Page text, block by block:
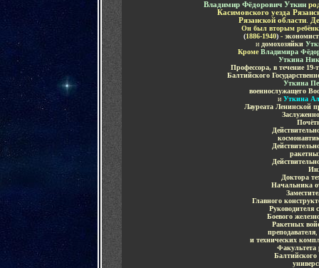
Владимир Фёдорович Уткин
Касимовского уезда
Рязанской области
Он был вторым
(1886-1940)-
и домохозяйки
Кроме Владимира
Уткина
Профессора, в течение 19-
Балтийского
Уткина
военнослужащего
и Уткина
Лауреата Ленинской
Доктора
Начальника
Главного
Руководителя
Боевого
Ракетных
преподавателя
и технических
Факультета
Балтийского